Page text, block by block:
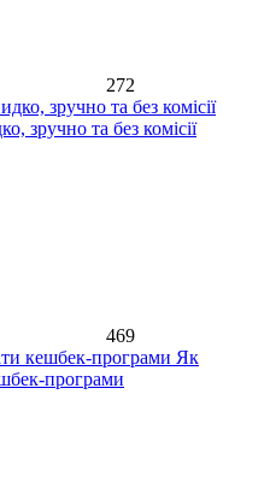
272
зручно та без комісії
469
Як
програми